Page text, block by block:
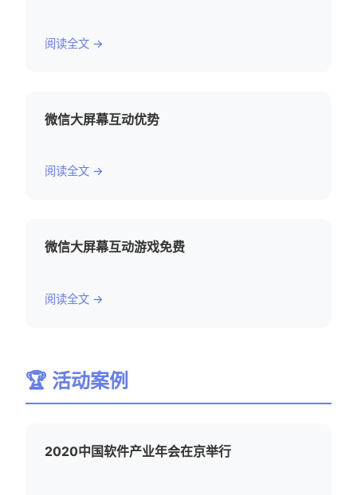
阅读全文 →
微信大屏幕互动优势
阅读全文 →
微信大屏幕互动游戏免费
阅读全文 →
🏆 活动案例
2020中国软件产业年会在京举行